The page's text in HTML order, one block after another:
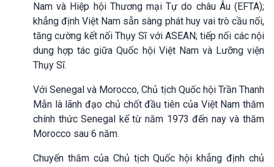
Nam và Hiệp hội Thương mại Tự do châu Âu (EFTA);
khẳng định Việt Nam sẵn sàng phát huy vai trò cầu nối,
tăng cường kết nối Thụy Sĩ với ASEAN; tiếp nối các nội
dung hợp tác giữa Quốc hội Việt Nam và Lưỡng viện
Thụy Sĩ.
Với Senegal và Morocco, Chủ tịch Quốc hội Trần Thanh
Mẫn là lãnh đạo chủ chốt đầu tiên của Việt Nam thăm
chính thức Senegal kể từ năm 1973 đến nay và thăm
Morocco sau 6 năm.
Chuyến thăm của Chủ tịch Quốc hội khẳng định chủ